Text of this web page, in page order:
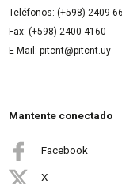
Teléfonos: (+598) 2409
Fax: (+598) 2400 4160
E-Mail: pitcnt@pitcnt.uy
Mantente conectado
Facebook
X